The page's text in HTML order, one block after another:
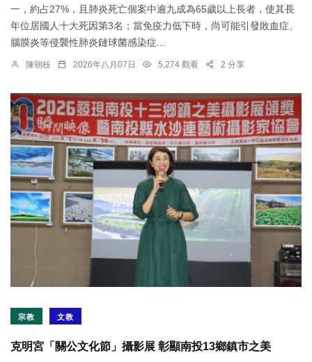
一，約占27%，且肺炎死亡個案中逾九成為65歲以上長者，使其長
年位居國人十大死因第3名；當免疫力低下時，尚可能引發敗血症、
腦膜炎等侵襲性肺炎鏈球菌感染症...
陳朝枝 2026年八月07日 5,274 觀看 2 分享
宗教 文教
克明宮「關公文化節」攝影展 彰顯南投13鄉鎮市之美